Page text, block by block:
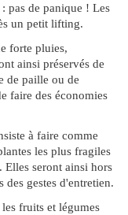
pas de panique ! Les
un petit lifting.
forte pluies,
ainsi préservés de
de paille ou de
faire des économies
à faire comme
les plus fragiles
Elles seront ainsi hors
des gestes d'entretien.
fruits et légumes